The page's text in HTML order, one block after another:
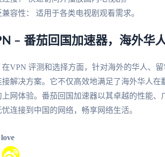
兼容性： 适用于各类电视剧观看需求。
– 番茄回国加速器，海外华
VPN 评测和选择方面，针对海外的华人、
解决方案。它不仅高效地满足了海外华人
网体验。番茄回国加速器以其卓越的性能
连接到中国的网络，畅享网络生活。